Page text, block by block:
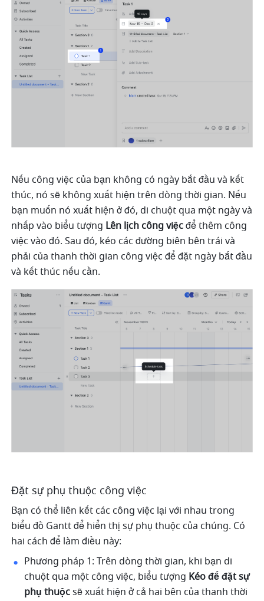
Nếu công việc của bạn không có ngày bắt đầu và kết
thúc, nó sẽ không xuất hiện trên dòng thời gian. Nếu
bạn muốn nó xuất hiện ở đó, di chuột qua một ngày và
nhấp vào biểu tượng Lên lịch công việc để thêm công
việc vào đó. Sau đó, kéo các đường biên bên trái và
phải của thanh thời gian công việc để đặt ngày bắt đầu
và kết thúc nếu cần.
Đặt sự phụ thuộc công việc
Bạn có thể liên kết các công việc lại với nhau trong
biểu đồ Gantt để hiển thị sự phụ thuộc của chúng. Có
hai cách để làm điều này:
Phương pháp 1: Trên dòng thời gian, khi bạn di
chuột qua một công việc, biểu tượng Kéo để đặt sự
phụ thuộc sẽ xuất hiện ở cả hai bên của thanh thời